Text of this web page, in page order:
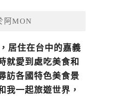
阿MON
居住在台中的嘉義
就愛到處吃美食和
訪各國特色美食景
我一起旅遊世界，